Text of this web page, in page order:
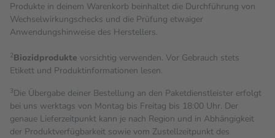
Produkte in deinem Warenkorb beinhaltet die Durchführung von
Wechselwirkungschecks und die Prüfung etwaiger
Anwendungshinweise des Herstellers.
2Biozidprodukte vorsichtig verwenden. Vor Gebrauch stets
Etikett und Produktinformationen lesen.
3Die Übergabe deiner Bestellung an den Paketdienstleister erfolgt
bei uns werktags von Montag bis Freitag bis 18:00 Uhr. Der
genaue Lieferzeitpunkt kann je nach Region und in Abhängigkeit
der Produktverfügbarkeit sowie vom Zustellzeitpunkt des